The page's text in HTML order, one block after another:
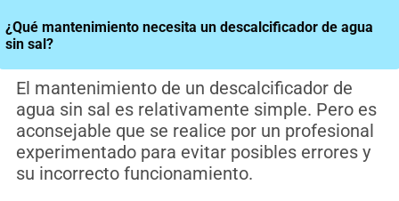
¿Qué mantenimiento necesita un descalcificador de agua
sin sal?
El mantenimiento de un descalcificador de
agua sin sal es relativamente simple. Pero es
aconsejable que se realice por un profesional
experimentado para evitar posibles errores y
su incorrecto funcionamiento.